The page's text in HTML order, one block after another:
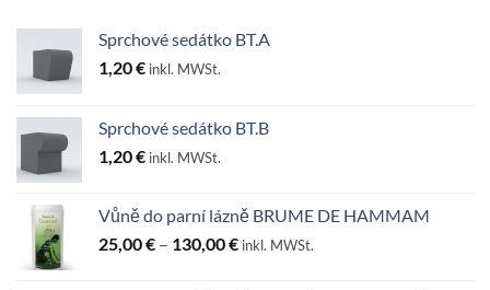
Sprchové sedátko BT.A
1,20€ inkl. MWSt.
Sprchové sedátko BT.B
1,20€ inkl. MWSt.
Vůně do parní lázně BRUME DE HAMMAM
25,00€ – 130,00€Rozpětí
inkl. MWSt.